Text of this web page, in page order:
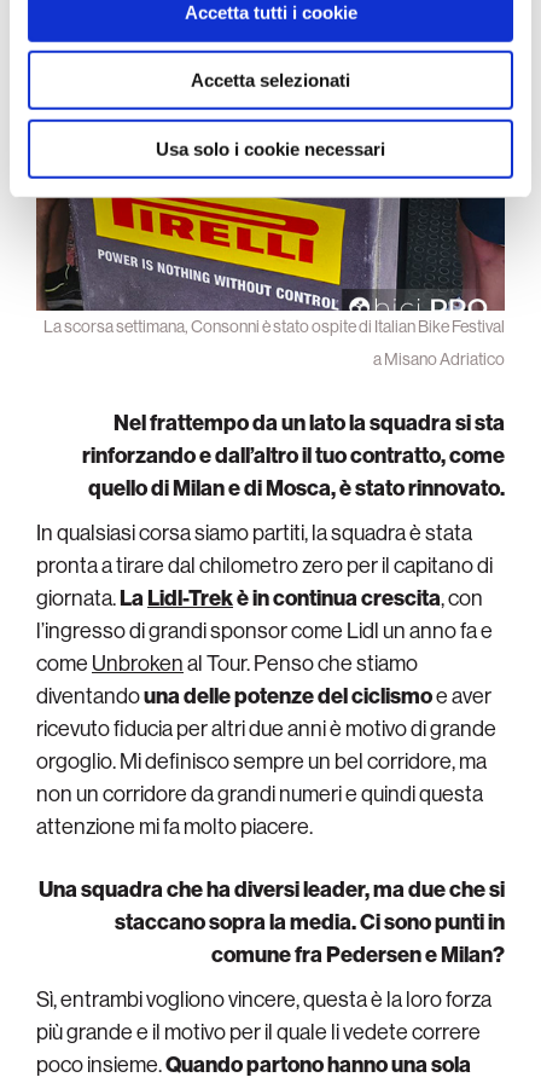
pubblicità e social media, i quali potrebbero combinarle
con altre informazioni che ha fornito loro o che hanno
raccolto dal suo utilizzo dei loro servizi.
Accetta tutti i cookie
Accetta selezionati
Usa solo i cookie necessari
La scorsa settimana, Consonni è stato ospite di Italian Bike Festival
a Misano Adriatico
Nel frattempo da un lato la squadra si sta
rinforzando e dall’altro il tuo contratto, come
quello di Milan e di Mosca, è stato rinnovato.
In qualsiasi corsa siamo partiti, la squadra è stata
pronta a tirare dal chilometro zero per il capitano di
giornata.LaLidl-Trekè in continua crescita, con
l’ingresso di grandi sponsor come Lidl un anno fa e
come Unbrokenal Tour. Penso che stiamo
diventandouna delle potenze del ciclismoe aver
ricevuto fiducia per altri due anni è motivo di grande
orgoglio. Mi definisco sempre un bel corridore, ma
non un corridore da grandi numeri e quindi questa
attenzione mi fa molto piacere.
Una squadra che ha diversi leader, ma due che si
staccano sopra la media. Ci sono punti in
comune fra Pedersen e Milan?
Sì, entrambi vogliono vincere, questa è la loro forza
più grande e il motivo per il quale li vedete correre
poco insieme.Quando partono hanno una sola